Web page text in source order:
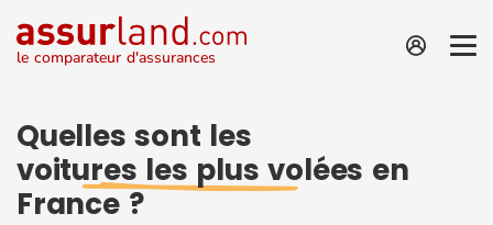
le comparateur d'assurances
Quelles sont les
voitures les plus volées en
France ?